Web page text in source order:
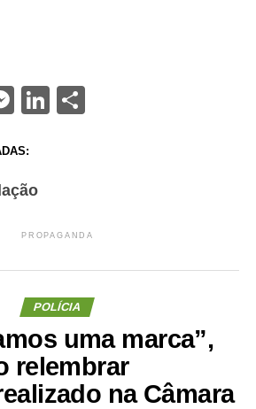
Messenger
LinkedIn
Share
PROPAGANDA
POLÍCIA
uma marca”,
relembrar
na Câmara